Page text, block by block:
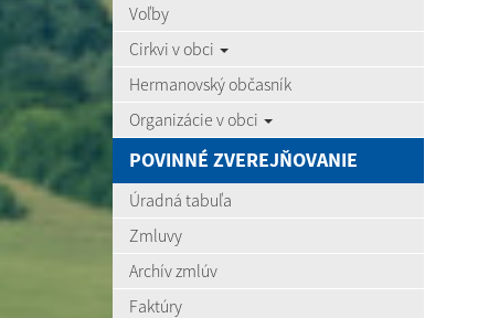
Voľby
Cirkvi v obci
Hermanovský občasník
Organizácie v obci
POVINNÉ ZVEREJŇOVANIE
Úradná tabuľa
Zmluvy
Archív zmlúv
Faktúry